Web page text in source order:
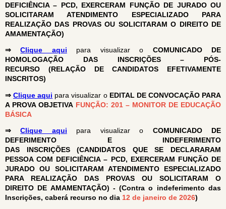
DEFICIÊNCIA – PCD, EXERCERAM FUNÇÃO DE JURADO OU
SOLICITARAM ATENDIMENTO ESPECIALIZADO PARA
REALIZAÇÃO DAS PROVAS OU SOLICITARAM O DIREITO DE
AMAMENTAÇÃO)
⇒Clique aqui para visualizar o COMUNICADO DE
HOMOLOGAÇÃO DAS INSCRIÇÕES – PÓS-
RECURSO (RELAÇÃO DE CANDIDATOS EFETIVAMENTE
INSCRITOS)
⇒Clique aqui para visualizar o EDITAL DE CONVOCAÇÃO PARA
A PROVA OBJETIVA FUNÇÃO: 201 – MONITOR DE EDUCAÇÃO
BÁSICA
⇒Clique aqui para visualizar o COMUNICADO DE
DEFERIMENTO E INDEFERIMENTO
DAS INSCRIÇÕES(CANDIDATOS QUE SE DECLARARAM
PESSOA COM DEFICIÊNCIA – PCD, EXERCERAM FUNÇÃO DE
JURADO OU SOLICITARAM ATENDIMENTO ESPECIALIZADO
PARA REALIZAÇÃO DAS PROVAS OU SOLICITARAM O
DIREITO DE AMAMENTAÇÃO) - (Contra o indeferimento das
Inscrições, caberá recurso no dia 12 de janeiro de 2026)